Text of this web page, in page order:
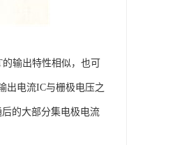
输出特性相似，也可
出电流IC与栅极电压之
的大部分集电极电流